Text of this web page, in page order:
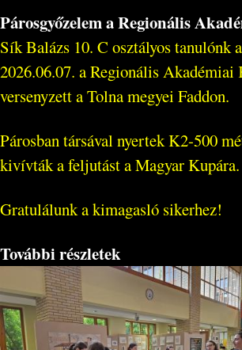
Párosgyőzelem a Regionális
Sík Balázs 10. C osztályos tanulónk
2026.06.07. a Regionális Akadémiai
versenyzett a Tolna megyei Faddon.
Párosban társával nyertek K2-500
kivívták a feljutást a Magyar Kupára.
Gratulálunk a kimagasló sikerhez!
További részletek